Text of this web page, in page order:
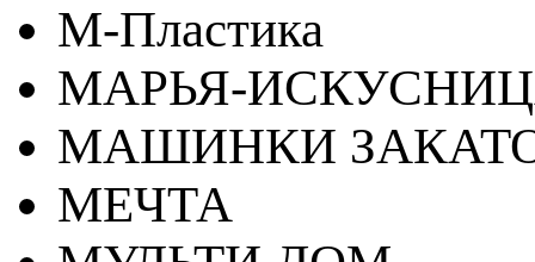
М-Пластика
МАРЬЯ-
МАШИНКИ
МЕЧТА